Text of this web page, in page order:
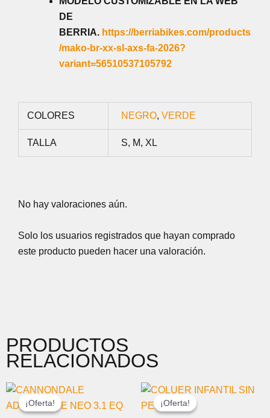
DE
BERRIA. https://berriabikes.com/products
/mako-br-xx-sl-axs-fa-2026?
variant=56510537105792
COLORES NEGRO,VERDE
TALLA S, M, XL
No hay valoraciones aún.
Solo los usuarios registrados que hayan comprado
este producto pueden hacer una valoración.
PRODUCTOS
RELACIONADOS
¡Oferta!
¡Oferta!
EL
PRECIO
ORIGINAL
PRECIO
ACTUAL
¡Oferta!
¡Oferta!
EL
PRECIO
ORIGINAL
EL